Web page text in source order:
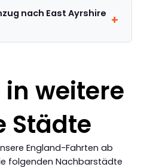
nach East Ayrshire
in weitere
Städte
England-Fahrten ab
folgenden Nachbarstädte